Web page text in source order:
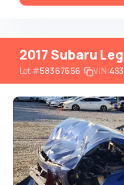
2017 Subaru
Lot#58367656 VIN: